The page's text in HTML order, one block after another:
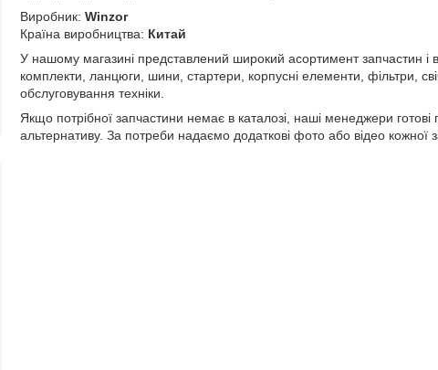
Виробник: Winzor
Країна виробництва: Китай
У нашому магазині представлений широкий асортимент запчастин і
комплекти, ланцюги, шини, стартери, корпусні елементи, фільтри,
обслуговування техніки.
Якщо потрібної запчастини немає в каталозі, наші менеджери
альтернативу. За потреби надаємо додаткові фото або відео кожної